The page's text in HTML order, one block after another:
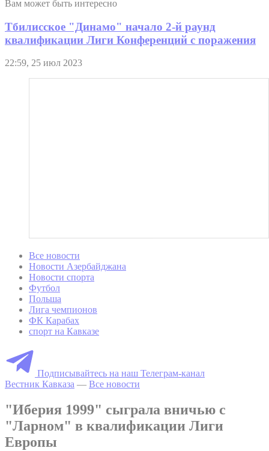
Вам может быть интересно
Тбилисское "Динамо" начало 2-й раунд
квалификации Лиги Конференций с поражения
22:59, 25 июл 2023
Все новости
Новости Азербайджана
Новости спорта
Футбол
Польша
Лига чемпионов
ФК Карабах
спорт на Кавказе
Подписывайтесь на наш Телеграм-канал
Вестник Кавказа — Все новости
"Иберия 1999" сыграла вничью с
"Ларном" в квалификации Лиги
Европы